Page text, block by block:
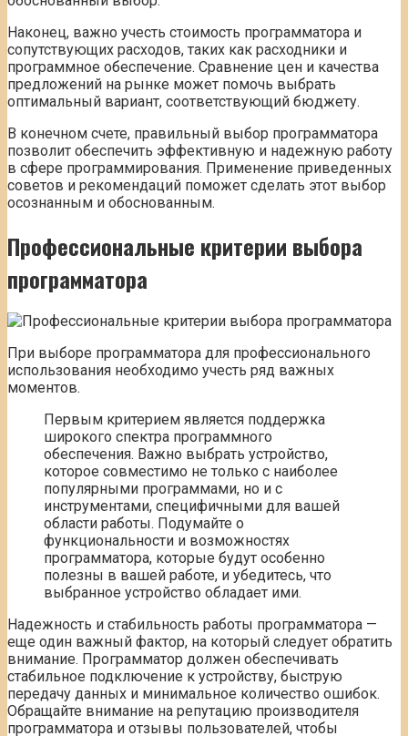
Наконец, важно учесть стоимость программатора и
сопутствующих расходов, таких как расходники и
программное обеспечение. Сравнение цен и качества
предложений на рынке может помочь выбрать
оптимальный вариант, соответствующий бюджету.
В конечном счете, правильный выбор программатора
позволит обеспечить эффективную и надежную работу
в сфере программирования. Применение приведенных
советов и рекомендаций поможет сделать этот выбор
осознанным и обоснованным.
Профессиональные критерии выбора
программатора
При выборе программатора для профессионального
использования необходимо учесть ряд важных
моментов.
Первым критерием является поддержка
широкого спектра программного
обеспечения. Важно выбрать устройство,
которое совместимо не только с наиболее
популярными программами, но и с
инструментами, специфичными для вашей
области работы. Подумайте о
функциональности и возможностях
программатора, которые будут особенно
полезны в вашей работе, и убедитесь, что
выбранное устройство обладает ими.
Надежность и стабильность работы программатора —
еще один важный фактор, на который следует обратить
внимание. Программатор должен обеспечивать
стабильное подключение к устройству, быструю
передачу данных и минимальное количество ошибок.
Обращайте внимание на репутацию производителя
программатора и отзывы пользователей, чтобы